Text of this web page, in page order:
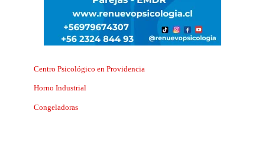
Centro Psicológico en Providencia
Horno Industrial
Congeladoras